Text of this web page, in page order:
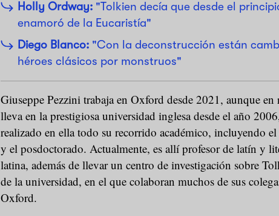
Holly Ordway: "Tolkien decía que desde el
enamoró de la Eucaristía"
Diego Blanco: "Con la deconstrucción están
héroes clásicos por monstruos"
Giuseppe Pezzini trabaja en Oxford desde 2021, aunque en
lleva en la prestigiosa universidad inglesa desde el año
realizado en ella todo su recorrido académico, incluyendo
y el posdoctorado. Actualmente, es allí profesor de latín y
latina, además de llevar un centro de investigación sobre
de la universidad, en el que colaboran muchos de sus
Oxford.